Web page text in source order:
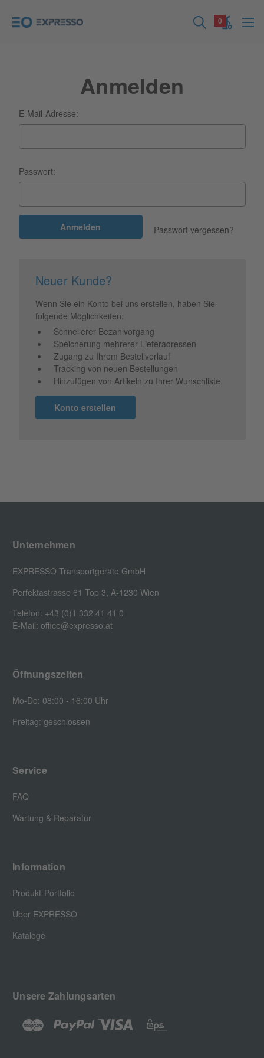
0
Anmelden
E-Mail-Adresse:
Passwort:
Passwort vergessen?
Neuer Kunde?
Wenn Sie ein Konto bei uns erstellen, haben Sie
folgende Möglichkeiten:
Schnellerer Bezahlvorgang
Speicherung mehrerer Lieferadressen
Zugang zu Ihrem Bestellverlauf
Tracking von neuen Bestellungen
Hinzufügen von Artikeln zu Ihrer Wunschliste
Konto erstellen
Unternehmen
EXPRESSO Transportgeräte GmbH
Perfektastrasse 61 Top 3, A-1230 Wien
Telefon: +43 (0)1 332 41 41 0
E-Mail: office@expresso.at
Öffnungszeiten
Mo-Do: 08:00 - 16:00 Uhr
Freitag: geschlossen
Service
FAQ
Wartung & Reparatur
Information
Produkt-Portfolio
Über EXPRESSO
Kataloge
Unsere Zahlungsarten